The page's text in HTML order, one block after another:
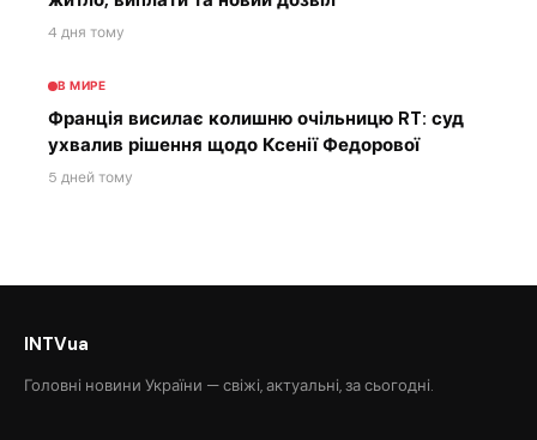
4 дня тому
В МИРЕ
Франція висилає колишню очільницю RT: суд
ухвалив рішення щодо Ксенії Федорової
5 дней тому
INTVua
Головні новини України — свіжі, актуальні, за сьогодні.